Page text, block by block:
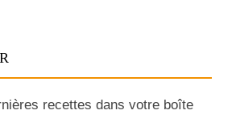
recettes dans votre boîte